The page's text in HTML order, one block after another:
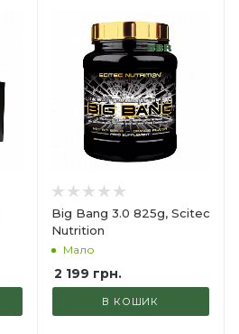
Big Bang 3.0 825g, Scitec
Nutrition
Мало
2 199 грн.
В КОШИК